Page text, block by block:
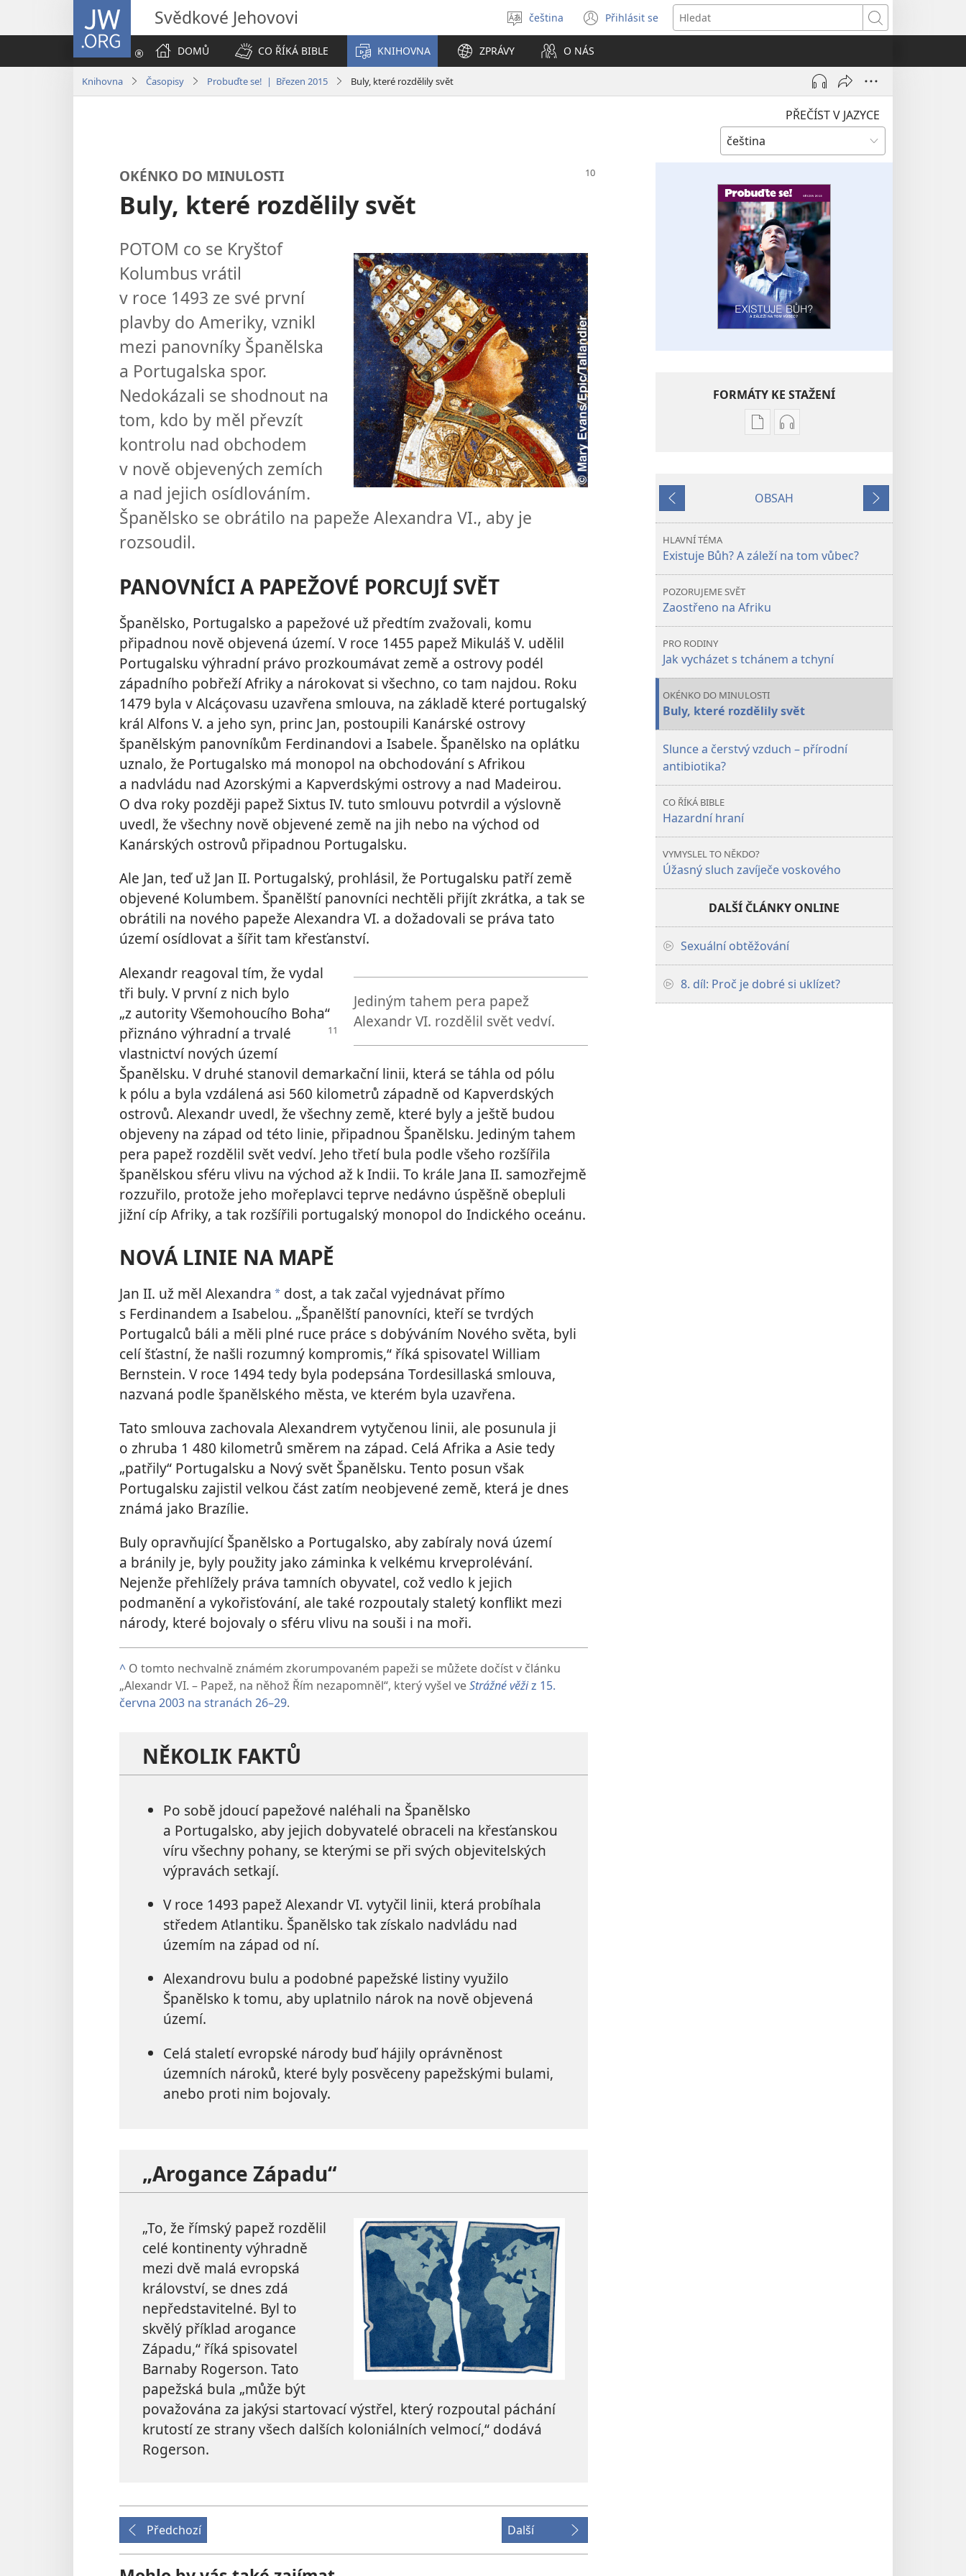
JW.ORG Svědkové Jehovovi
Vybrat
jazyk
čeština Přihlásit se
(otevřeno
nové
Hledat
DOMŮ
CO ŘÍKÁ BIBLE KNIHOVNA ZPRÁVY O NÁS
Knihovna Časopisy Probuďte se! | Březen 2015 Buly, které rozdělily svět
PŘEČÍST V JAZYCE
OKÉNKO DO MINULOSTI
Buly, které rozdělily svět
POTOM co se Kryštof
Kolumbus vrátil
v roce 1493 ze své první
plavby do Ameriky, vznikl
mezi panovníky Španělska
a Portugalska spor.
Nedokázali se shodnout na
tom, kdo by měl převzít
kontrolu nad obchodem
v nově objevených zemích
a nad jejich osídlováním.
Španělsko se obrátilo na papeže Alexandra VI., aby je
rozsoudil.
PANOVNÍCI A PAPEŽOVÉ PORCUJÍ SVĚT
Španělsko, Portugalsko a papežové už předtím zvažovali, komu
připadnou nově objevená území. V roce 1455 papež Mikuláš V. udělil
Portugalsku výhradní právo prozkoumávat země a ostrovy podél
západního pobřeží Afriky a nárokovat si všechno, co tam najdou. Roku
1479 byla v Alcáçovasu uzavřena smlouva, na základě které portugalský
král Alfons V. a jeho syn, princ Jan, postoupili Kanárské ostrovy
španělským panovníkům Ferdinandovi a Isabele. Španělsko na oplátku
uznalo, že Portugalsko má monopol na obchodování s Afrikou
a nadvládu nad Azorskými a Kapverdskými ostrovy a nad Madeirou.
O dva roky později papež Sixtus IV. tuto smlouvu potvrdil a výslovně
uvedl, že všechny nově objevené země na jih nebo na východ od
Kanárských ostrovů připadnou Portugalsku.
Ale Jan, teď už Jan II. Portugalský, prohlásil, že Portugalsku patří země
objevené Kolumbem. Španělští panovníci nechtěli přijít zkrátka, a tak se
obrátili na nového papeže Alexandra VI. a dožadovali se práva tato
území osídlovat a šířit tam křesťanství.
Jediným tahem pera papež
Alexandr VI. rozdělil svět vedví.
Alexandr reagoval tím, že vydal
tři buly. V první z nich bylo
„z autority Všemohoucího Boha“
přiznáno výhradní a trvalé
vlastnictví nových území
Španělsku. V druhé stanovil demarkační linii, která se táhla od pólu
k pólu a byla vzdálená asi 560 kilometrů západně od Kapverdských
ostrovů. Alexandr uvedl, že všechny země, které byly a ještě budou
objeveny na západ od této linie, připadnou Španělsku. Jediným tahem
pera papež rozdělil svět vedví. Jeho třetí bula podle všeho rozšířila
španělskou sféru vlivu na východ až k Indii. To krále Jana II. samozřejmě
rozzuřilo, protože jeho mořeplavci teprve nedávno úspěšně obepluli
jižní cíp Afriky, a tak rozšířili portugalský monopol do Indického oceánu.
NOVÁ LINIE NA MAPĚ
Jan II. už měl Alexandra * dost, a tak začal vyjednávat přímo
s Ferdinandem a Isabelou. „Španělští panovníci, kteří se tvrdých
Portugalců báli a měli plné ruce práce s dobýváním Nového světa, byli
celí šťastní, že našli rozumný kompromis,“ říká spisovatel William
Bernstein. V roce 1494 tedy byla podepsána Tordesillaská smlouva,
nazvaná podle španělského města, ve kterém byla uzavřena.
Tato smlouva zachovala Alexandrem vytyčenou linii, ale posunula ji
o zhruba 1 480 kilometrů směrem na západ. Celá Afrika a Asie tedy
„patřily“ Portugalsku a Nový svět Španělsku. Tento posun však
Portugalsku zajistil velkou část zatím neobjevené země, která je dnes
známá jako Brazílie.
Buly opravňující Španělsko a Portugalsko, aby zabíraly nová území
a bránily je, byly použity jako záminka k velkému krveprolévání.
Nejenže přehlížely práva tamních obyvatel, což vedlo k jejich
podmanění a vykořisťování, ale také rozpoutaly staletý konflikt mezi
národy, které bojovaly o sféru vlivu na souši i na moři.
^ O tomto nechvalně známém zkorumpovaném papeži se můžete dočíst v článku
„Alexandr VI. – Papež, na něhož Řím nezapomněl“, který vyšel veStrážné věžiz 15.
června 2003 na stranách 26–29.
NĚKOLIK FAKTŮ
Po sobě jdoucí papežové naléhali na Španělsko
a Portugalsko, aby jejich dobyvatelé obraceli na křesťanskou
víru všechny pohany, se kterými se při svých objevitelských
výpravách setkají.
V roce 1493 papež Alexandr VI. vytyčil linii, která probíhala
středem Atlantiku. Španělsko tak získalo nadvládu nad
územím na západ od ní.
Alexandrovu bulu a podobné papežské listiny využilo
Španělsko k tomu, aby uplatnilo nárok na nově objevená
území.
Celá staletí evropské národy buď hájily oprávněnost
územních nároků, které byly posvěceny papežskými bulami,
anebo proti nim bojovaly.
„Arogance Západu“
„To, že římský papež rozdělil
celé kontinenty výhradně
mezi dvě malá evropská
království, se dnes zdá
nepředstavitelné. Byl to
skvělý příklad arogance
Západu,“ říká spisovatel
Barnaby Rogerson. Tato
papežská bula „může být
považována za jakýsi startovací výstřel, který rozpoutal páchání
krutostí ze strany všech dalších koloniálních velmocí,“ dodává
Rogerson.
Předchozí Další
FORMÁTY KE STAŽENÍ
Formáty
PROBUĎTE
Bůh?
tom
Formáty
PROBUĎTE
Bůh?
Předchozí
OBSAH
Další
HLAVNÍ TÉMA
Existuje Bůh? A záleží na tom vůbec?
POZORUJEME SVĚT
Zaostřeno na Afriku
PRO RODINY
Jak vycházet s tchánem a tchyní
OKÉNKO DO MINULOSTI
Buly, které rozdělily svět
Slunce a čerstvý vzduch – přírodní
antibiotika?
CO ŘÍKÁ BIBLE
Hazardní hraní
VYMYSLEL TO NĚKDO?
Úžasný sluch zavíječe voskového
DALŠÍ ČLÁNKY ONLINE
Sexuální obtěžování
8. díl: Proč je dobré si uklízet?